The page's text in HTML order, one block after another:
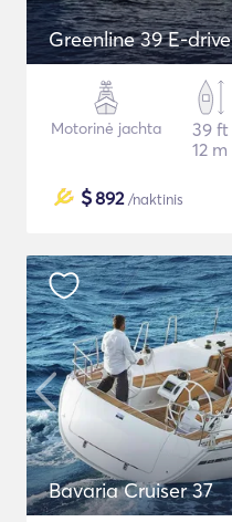
Greenline 39 E-drive
Motorinė jachta
39 ft
12 m
$892/naktinis
Bavaria Cruiser 37